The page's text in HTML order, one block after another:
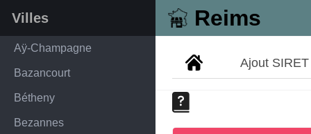
Reims
Villes
Aÿ-Champagne
Bazancourt
Bétheny
Bezannes
Ajout SIRET